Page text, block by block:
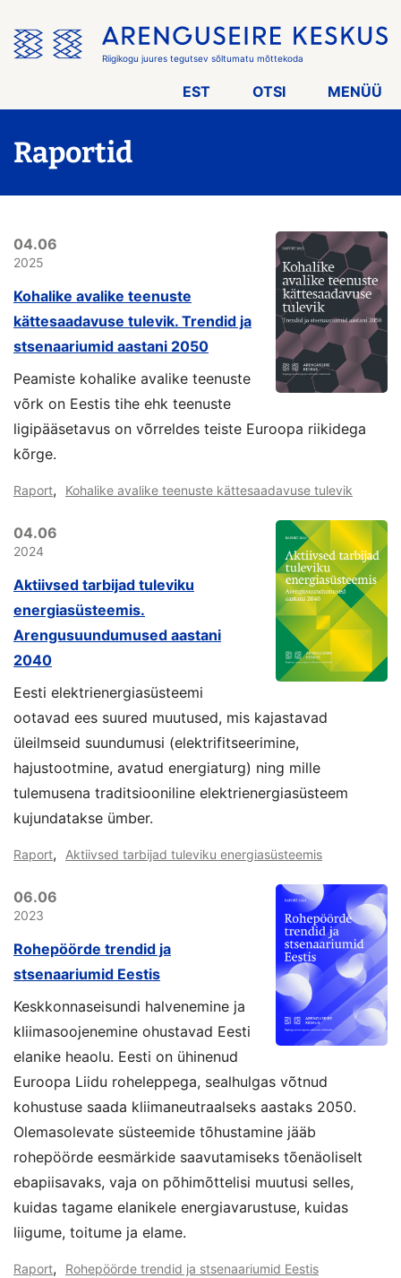
menüü
vahele
Riigikogu juures tegutsev sõltumatu mõttekoda
EST OTSI MENÜÜ
Raportid
04.06
2025
Kohalike avalike teenuste
kättesaadavuse tulevik. Trendid ja
stsenaariumid aastani 2050
Peamiste kohalike avalike teenuste
võrk on Eestis tihe ehk teenuste
ligipääsetavus on võrreldes teiste Euroopa riikidega
kõrge.
Raport, Kohalike avalike teenuste kättesaadavuse tulevik
04.06
2024
Aktiivsed tarbijad tuleviku
energiasüsteemis.
Arengusuundumused aastani
2040
Eesti elektrienergiasüsteemi
ootavad ees suured muutused, mis kajastavad
üleilmseid suundumusi (elektrifitseerimine,
hajustootmine, avatud energiaturg) ning mille
tulemusena traditsiooniline elektrienergiasüsteem
kujundatakse ümber.
Raport, Aktiivsed tarbijad tuleviku energiasüsteemis
06.06
2023
Rohepöörde trendid ja
stsenaariumid Eestis
Keskkonnaseisundi halvenemine ja
kliimasoojenemine ohustavad Eesti
elanike heaolu. Eesti on ühinenud
Euroopa Liidu roheleppega, sealhulgas võtnud
kohustuse saada kliimaneutraalseks aastaks 2050.
Olemasolevate süsteemide tõhustamine jääb
rohepöörde eesmärkide saavutamiseks tõenäoliselt
ebapiisavaks, vaja on põhimõttelisi muutusi selles,
kuidas tagame elanikele energiavarustuse, kuidas
liigume, toitume ja elame.
Raport, Rohepöörde trendid ja stsenaariumid Eestis